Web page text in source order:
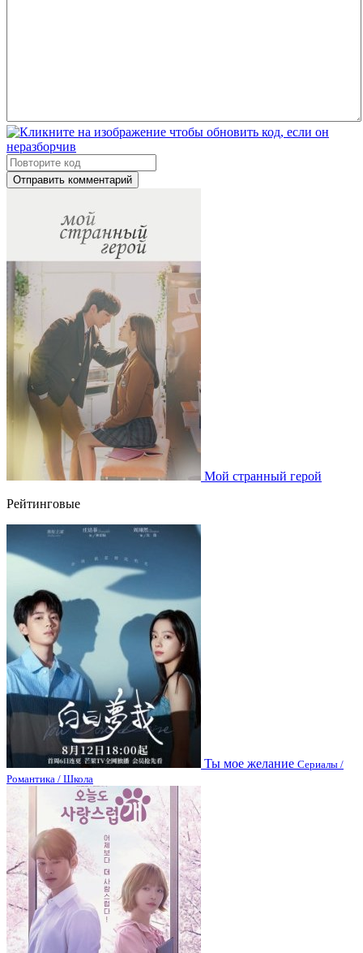
Отправить комментарий
Мой странный герой
Рейтинговые
Ты мое желание Сериалы /
Романтика / Школа